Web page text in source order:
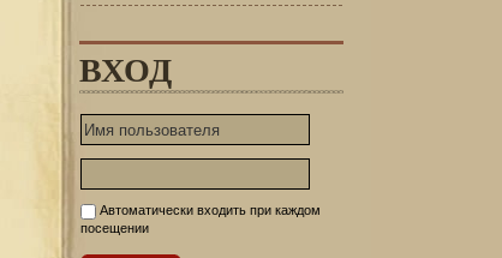
ВХОД
Автоматически входить при каждом
посещении